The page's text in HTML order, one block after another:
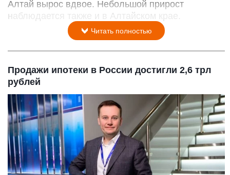
Алтай вырос вдвое. Небольшой прирост
наблюдается также и в Алтайском крае.
Читать полностью
Продажи ипотеки в России достигли 2,6 трл
рублей